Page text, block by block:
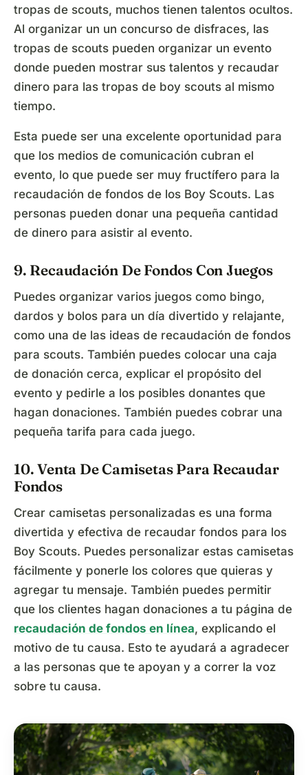
tropas de scouts, muchos tienen talentos ocultos.
Al organizar un un concurso de disfraces, las
tropas de scouts pueden organizar un evento
donde pueden mostrar sus talentos y recaudar
dinero para las tropas de boy scouts al mismo
tiempo.
Esta puede ser una excelente oportunidad para
que los medios de comunicación cubran el
evento, lo que puede ser muy fructífero para la
recaudación de fondos de los Boy Scouts. Las
personas pueden donar una pequeña cantidad
de dinero para asistir al evento.
9. Recaudación De Fondos Con Juegos
Puedes organizar varios juegos como bingo,
dardos y bolos para un día divertido y relajante,
como una de las ideas de recaudación de fondos
para scouts. También puedes colocar una caja
de donación cerca, explicar el propósito del
evento y pedirle a los posibles donantes que
hagan donaciones. También puedes cobrar una
pequeña tarifa para cada juego.
10. Venta De Camisetas Para Recaudar
Fondos
Crear camisetas personalizadas es una forma
divertida y efectiva de recaudar fondos para los
Boy Scouts. Puedes personalizar estas camisetas
fácilmente y ponerle los colores que quieras y
agregar tu mensaje. También puedes permitir
que los clientes hagan donaciones a tu página de
recaudación de fondos en línea, explicando el
motivo de tu causa. Esto te ayudará a agradecer
a las personas que te apoyan y a correr la voz
sobre tu causa.